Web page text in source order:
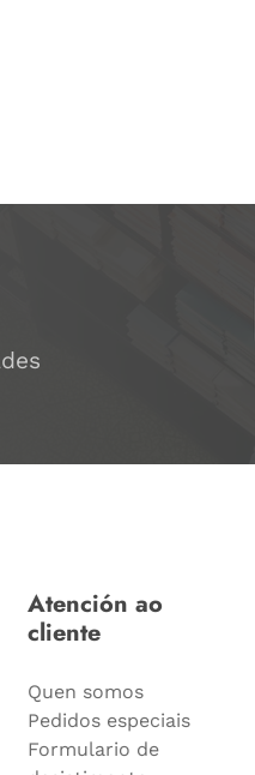
Atención ao
cliente
Quen somos
Pedidos especiais
Formulario de